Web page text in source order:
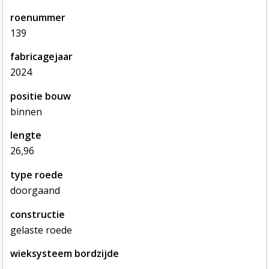
roenummer
139
fabricagejaar
2024
positie bouw
binnen
lengte
26,96
type roede
doorgaand
constructie
gelaste roede
wieksysteem bordzijde